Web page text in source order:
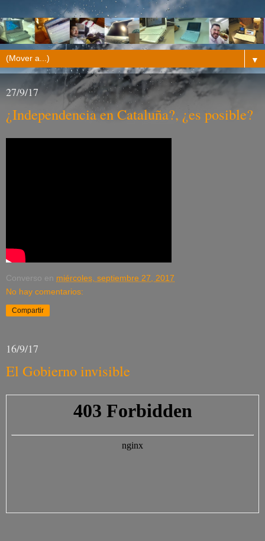
▼
27/9/17
¿Independencia en Cataluña?, ¿es posible?
Converso en miércoles, septiembre 27, 2017
No hay comentarios:
Compartir
16/9/17
El Gobierno invisible